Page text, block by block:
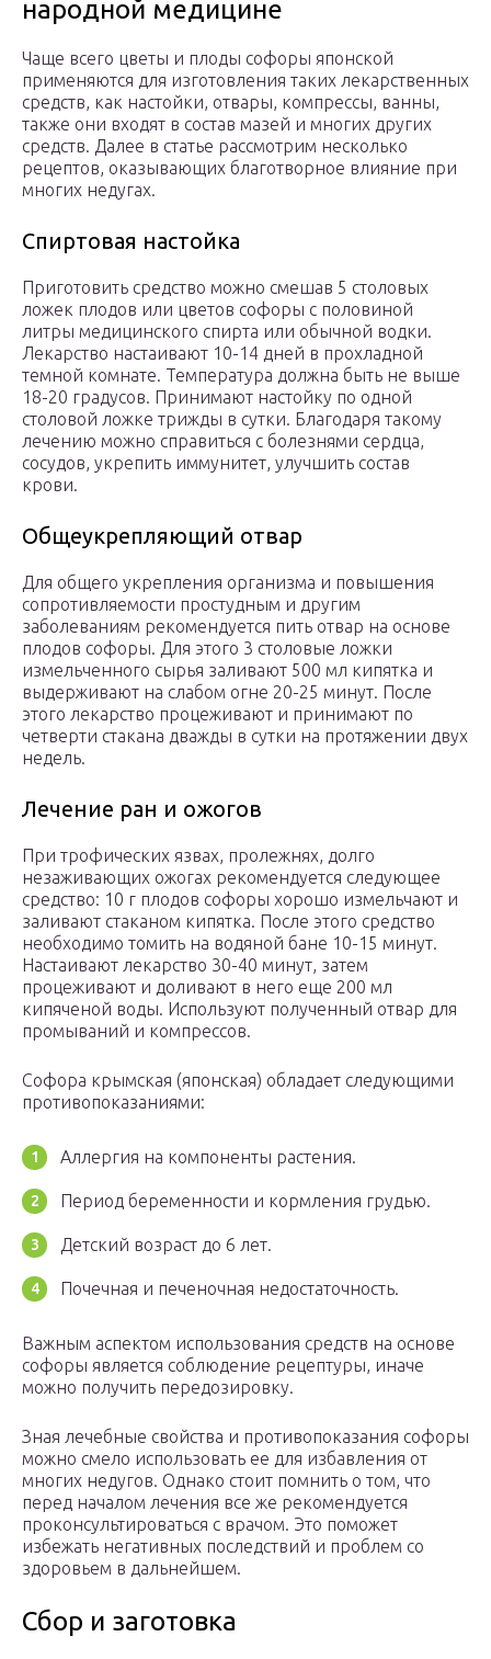
народной медицине
Чаще всего цветы и плоды софоры японской
применяются для изготовления таких лекарственных
средств, как настойки, отвары, компрессы, ванны,
также они входят в состав мазей и многих других
средств. Далее в статье рассмотрим несколько
рецептов, оказывающих благотворное влияние при
многих недугах.
Спиртовая настойка
Приготовить средство можно смешав 5 столовых
ложек плодов или цветов софоры с половиной
литры медицинского спирта или обычной водки.
Лекарство настаивают 10-14 дней в прохладной
темной комнате. Температура должна быть не выше
18-20 градусов. Принимают настойку по одной
столовой ложке трижды в сутки. Благодаря такому
лечению можно справиться с болезнями сердца,
сосудов, укрепить иммунитет, улучшить состав
крови.
Общеукрепляющий отвар
Для общего укрепления организма и повышения
сопротивляемости простудным и другим
заболеваниям рекомендуется пить отвар на основе
плодов софоры. Для этого 3 столовые ложки
измельченного сырья заливают 500 мл кипятка и
выдерживают на слабом огне 20-25 минут. После
этого лекарство процеживают и принимают по
четверти стакана дважды в сутки на протяжении двух
недель.
Лечение ран и ожогов
При трофических язвах, пролежнях, долго
незаживающих ожогах рекомендуется следующее
средство: 10 г плодов софоры хорошо измельчают и
заливают стаканом кипятка. После этого средство
необходимо томить на водяной бане 10-15 минут.
Настаивают лекарство 30-40 минут, затем
процеживают и доливают в него еще 200 мл
кипяченой воды. Используют полученный отвар для
промываний и компрессов.
Софора крымская (японская) обладает следующими
противопоказаниями:
Аллергия на компоненты растения.
Период беременности и кормления грудью.
Детский возраст до 6 лет.
Почечная и печеночная недостаточность.
Важным аспектом использования средств на основе
софоры является соблюдение рецептуры, иначе
можно получить передозировку.
Зная лечебные свойства и противопоказания софоры
можно смело использовать ее для избавления от
многих недугов. Однако стоит помнить о том, что
перед началом лечения все же рекомендуется
проконсультироваться с врачом. Это поможет
избежать негативных последствий и проблем со
здоровьем в дальнейшем.
Сбор и заготовка